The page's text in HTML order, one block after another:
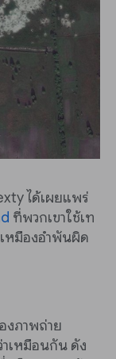
ได้เผยแพร่
ที่พวกเขาใช้เท
หมืองอำพันผิด
งภาพถ่าย
เหมือนกัน ดัง